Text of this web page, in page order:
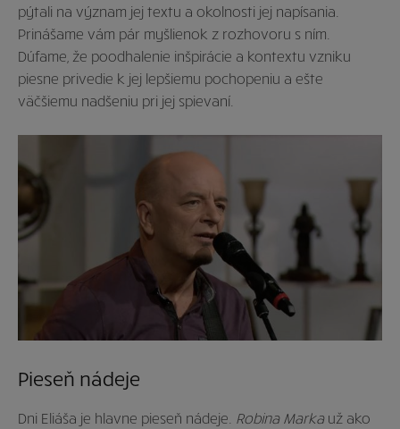
pýtali na význam jej textu a okolnosti jej napísania.
Prinášame vám pár myšlienok z rozhovoru s ním.
Dúfame, že poodhalenie inšpirácie a kontextu vzniku
piesne privedie k jej lepšiemu pochopeniu a ešte
väčšiemu nadšeniu pri jej spievaní.
Pieseň nádeje
Dni Eliáša je hlavne pieseň nádeje. Robina Markauž ako